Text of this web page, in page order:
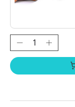
Quantité :